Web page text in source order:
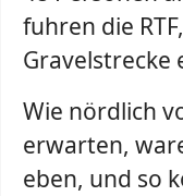
fuhren die
Gravelstrecke
Wie nördlich
erwarten,
eben, und so